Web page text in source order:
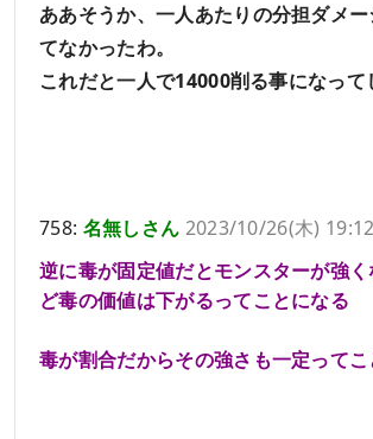
ああそうか、一人あたりの分担ダメ
てなかったわ。
これだと一人で14000削る事になって
758: 名無しさん 2023/10/26(木)
逆に毒が固定値だとモンスターが強
ど毒の価値は下がるってことになる
毒が割合だからその強さも一定って